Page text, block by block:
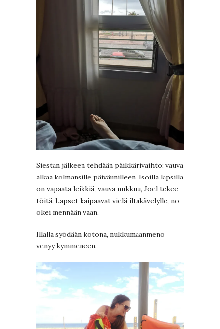
Siestan jälkeen tehdään päikkärivaihto: vauva
alkaa kolmansille päiväunilleen. Isoilla lapsilla
on vapaata leikkiä, vauva nukkuu, Joel tekee
töitä. Lapset kaipaavat vielä iltakävelylle, no
okei mennään vaan.
Illalla syödään kotona, nukkumaanmeno
venyy kymmeneen.